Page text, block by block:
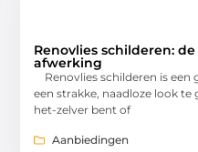
Renovlies schilderen:
afwerking
Renovlies schilderen is een
een strakke, naadloze look te
het-zelver bent of
Aanbiedingen